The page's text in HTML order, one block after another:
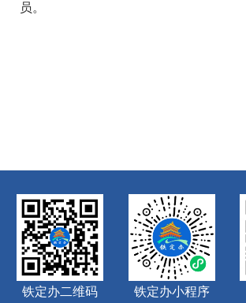
员。
铁定办二维码 铁定办小程序